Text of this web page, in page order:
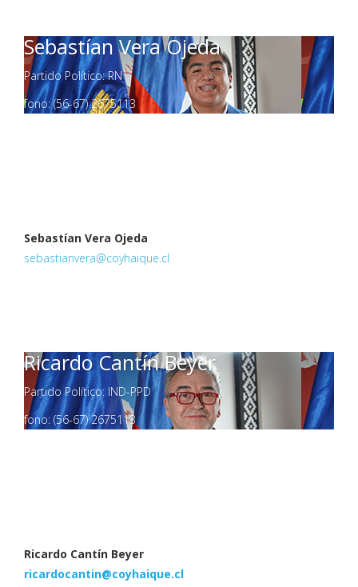
Sebastían Vera Ojeda
Partido Político: RN
fono: (56-67) 2675113
Sebastían Vera Ojeda
sebastianvera@coyhaique.cl
Ricardo Cantín Beyer
Partido Político: IND-PPD
fono: (56-67) 2675113
Ricardo Cantín Beyer
ricardocantin@coyhaique.cl